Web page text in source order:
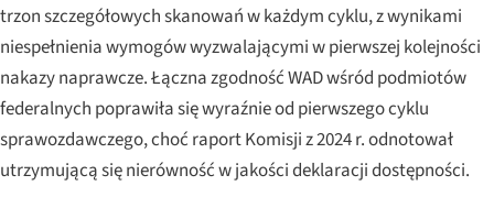
trzon szczegółowych skanowań w każdym cyklu, z wynikami
niespełnienia wymogów wyzwalającymi w pierwszej kolejności
nakazy naprawcze. Łączna zgodność WAD wśród podmiotów
federalnych poprawiła się wyraźnie od pierwszego cyklu
sprawozdawczego, choć raport Komisji z 2024 r. odnotował
utrzymującą się nierówność w jakości deklaracji dostępności.